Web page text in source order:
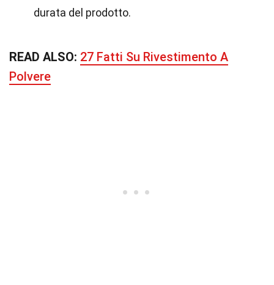
durata del prodotto.
READ ALSO: 27 Fatti Su Rivestimento A
Polvere